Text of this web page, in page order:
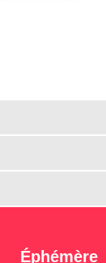
Éphémère